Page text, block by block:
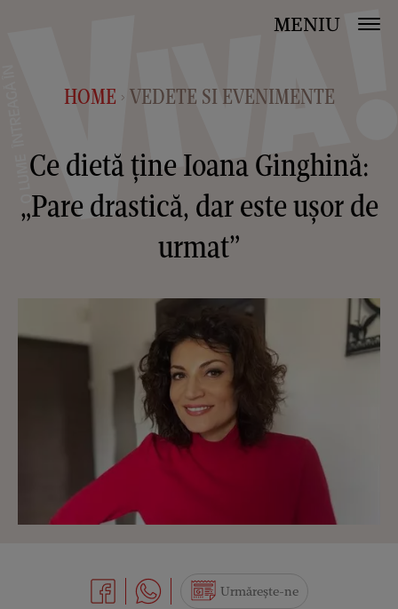
MENIU
HOME > VEDETE SI EVENIMENTE
Ce dietă ține Ioana Ginghină:
„Pare drastică, dar este ușor de
urmat”
Urmărește-ne